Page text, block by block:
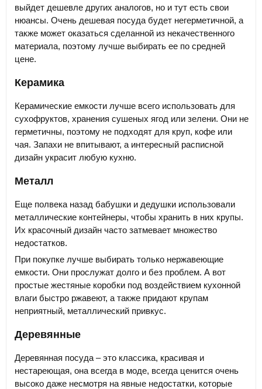
выйдет дешевле других аналогов, но и тут есть свои
нюансы. Очень дешевая посуда будет негерметичной, а
также может оказаться сделанной из некачественного
материала, поэтому лучше выбирать ее по средней
цене.
Керамика
Керамические емкости лучше всего использовать для
сухофруктов, хранения сушеных ягод или зелени. Они не
герметичны, поэтому не подходят для круп, кофе или
чая. Запахи не впитывают, а интересный расписной
дизайн украсит любую кухню.
Металл
Еще полвека назад бабушки и дедушки использовали
металлические контейнеры, чтобы хранить в них крупы.
Их красочный дизайн часто затмевает множество
недостатков.
При покупке лучше выбирать только нержавеющие
емкости. Они прослужат долго и без проблем. А вот
простые жестяные коробки под воздействием кухонной
влаги быстро ржавеют, а также придают крупам
неприятный, металлический привкус.
Деревянные
Деревянная посуда – это классика, красивая и
нестареющая, она всегда в моде, всегда ценится очень
высоко даже несмотря на явные недостатки, которые